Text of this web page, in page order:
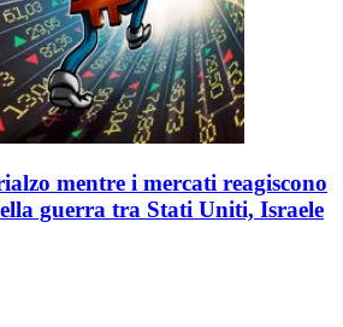
mentre i mercati reagiscono
guerra tra Stati Uniti, Israele